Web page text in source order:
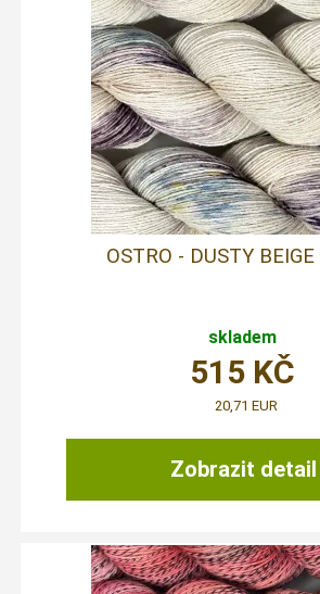
OSTRO - DUSTY
skladem
Zobrazit detail
515 KČ
20,71 EUR